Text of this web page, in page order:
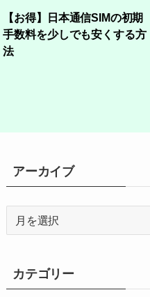
【お得】日本通信SIMの初期
手数料を少しでも安くする方
法
アーカイブ
ブ
カテゴリー